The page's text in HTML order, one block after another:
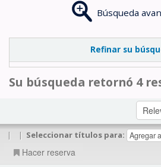
Búsqueda
Refinar su
Su búsqueda retornó 4
| | Seleccionar títulos para:
Hacer reserva